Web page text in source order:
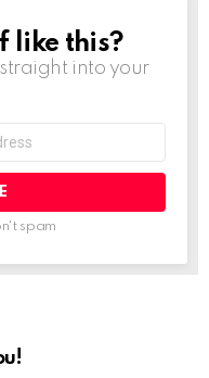
like this?
into your
spam